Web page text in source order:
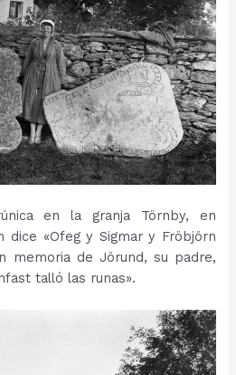
en la granja Törnby, en
dice «Ofeg y Sigmar y Fröbjörn
memoria de Jörund, su padre,
talló las runas».